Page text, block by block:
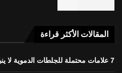
المقالات الأكثر قراءة
7 علامات محتملة للجلطات الدموية لا ينبغي تجاهلها